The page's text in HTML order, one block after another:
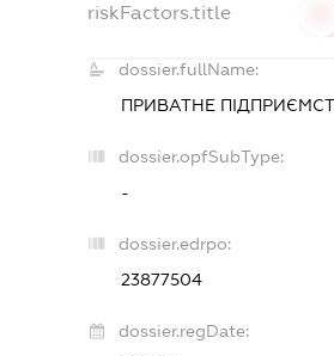
riskFactors.title
dossier.fullName:
ПРИВАТНЕ
dossier.opfSubType:
-
dossier.edrpo:
23877504
dossier.regDate: